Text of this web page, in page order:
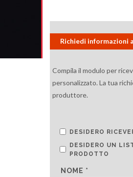
Richiedi informazioni
Compila il modulo per
personalizzato. La tua
produttore.
DESIDERO
DESIDERO UN
PRODOTTO
NOME *